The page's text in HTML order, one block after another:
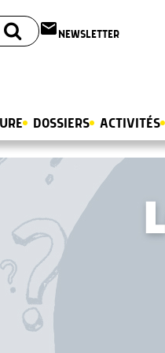
email NEWSLETTER
DOSSIERS ACTIVITÉS